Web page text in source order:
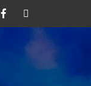
FacebookTwitter